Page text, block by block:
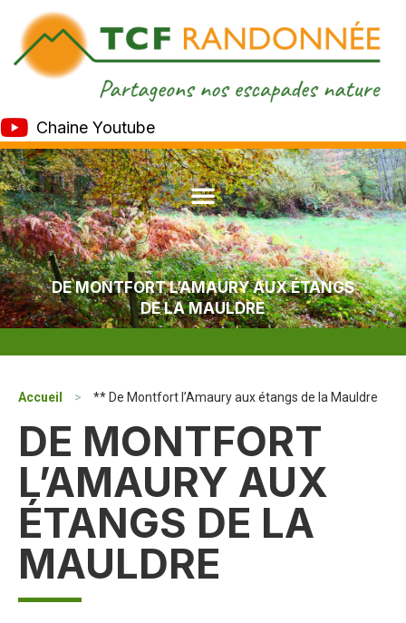
Chaine Youtube
DE MONTFORT L’AMAURY AUX ÉTANGS
DE LA MAULDRE
Accueil > ** De Montfort l’Amaury aux étangs de la Mauldre
DE MONTFORT
L’AMAURY AUX
ÉTANGS DE LA
MAULDRE